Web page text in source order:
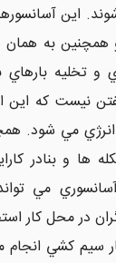
اين
و همچنين به
و تخليه
نيست که
مي شود.
ها و بنادر
مي تواند
در محل کار
سيم کشي